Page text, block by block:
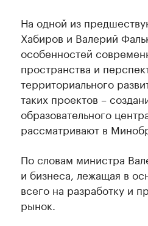
На одной из
Хабиров и Валерий
особенностей
пространства и
территориального
таких проектов –
образовательного
рассматривают в
По словам министра
и бизнеса, лежащая в
всего на разработку и
рынок.